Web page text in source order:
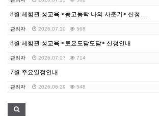
8월 체험관 성교육 <동고동락 나의 사춘기> 신청 안내
관리자 2026.07.10 568
8월 체험관 성교육 <토요도담도담> 신청안내
관리자 2026.07.07 714
7월 주요일정안내
관리자 2026.06.29 548